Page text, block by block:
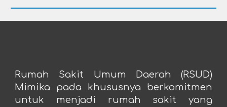
Rumah Sakit Umum Daerah (RSUD)
Mimika pada khususnya berkomitmen
untuk menjadi rumah sakit yang